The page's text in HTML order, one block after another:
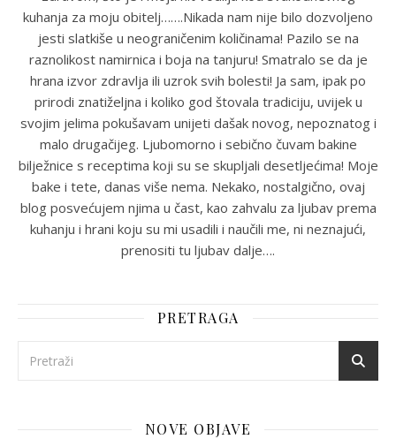
kuhanja za moju obitelj…….Nikada nam nije bilo dozvoljeno
jesti slatkiše u neograničenim količinama! Pazilo se na
raznolikost namirnica i boja na tanjuru! Smatralo se da je
hrana izvor zdravlja ili uzrok svih bolesti! Ja sam, ipak po
prirodi znatiželjna i koliko god štovala tradiciju, uvijek u
svojim jelima pokušavam unijeti dašak novog, nepoznatog i
malo drugačijeg. Ljubomorno i sebično čuvam bakine
bilježnice s receptima koji su se skupljali desetljećima! Moje
bake i tete, danas više nema. Nekako, nostalgično, ovaj
blog posvećujem njima u čast, kao zahvalu za ljubav prema
kuhanju i hrani koju su mi usadili i naučili me, ni neznajući,
prenositi tu ljubav dalje….
PRETRAGA
NOVE OBJAVE